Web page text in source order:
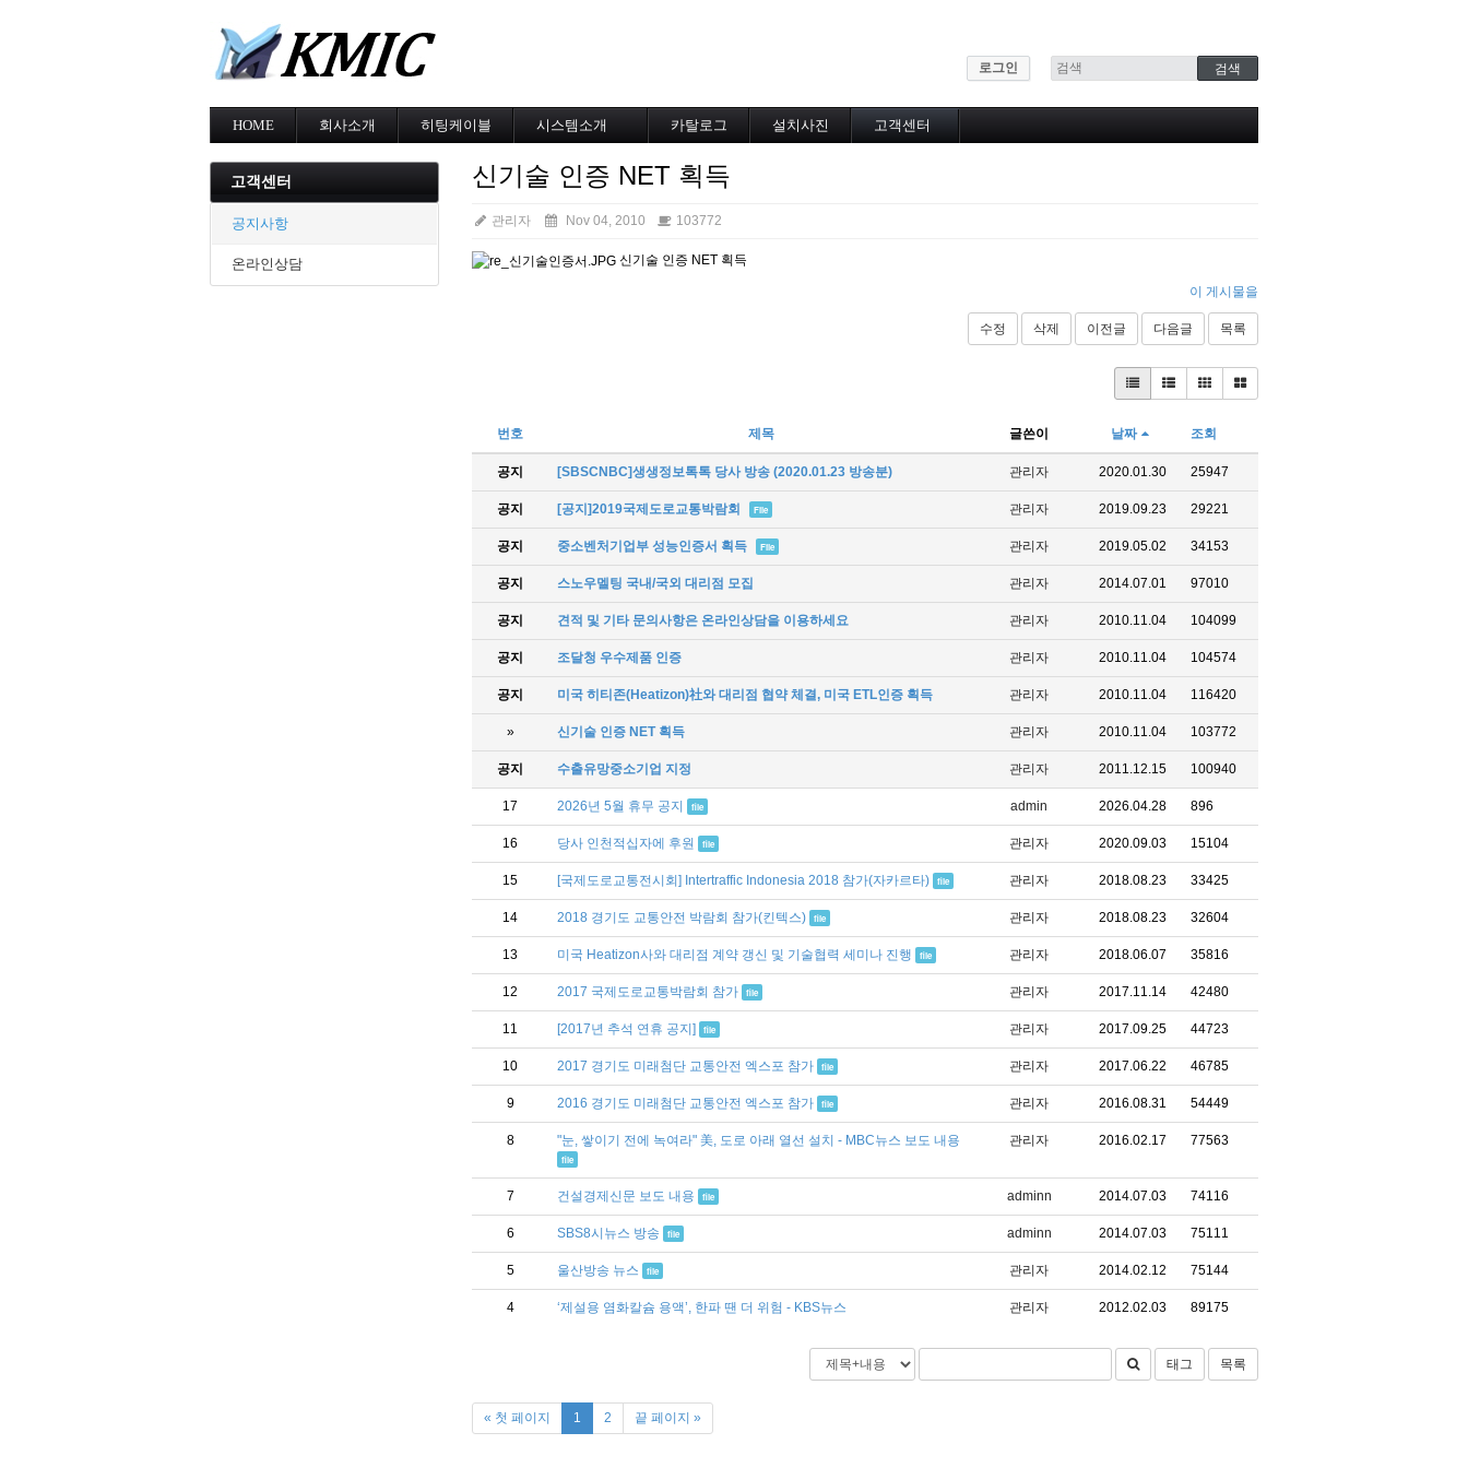
로그인
HOME 회사소개 히팅케이블
스노우멜팅
지붕융설
시스템소개
지붕융설시스템
동파방지
산업용히터
카탈로그 설치사진 고객센터
고객센터
공지사항
온라인상담
신기술 인증 NET 획득
관리자 Nov 04, 2010 103772
신기술 인증 NET 획득
이 게시물을
수정 삭제 이전글 다음글 목록
번호 제목 글쓴이 날짜 조회
공지 [SBSCNBC]생생정보톡톡 당사 방송 (2020.01.23 방송분) 관리자 2020.01.30 25947
공지 [공지]2019국제도로교통박람회 File 관리자 2019.09.23 29221
공지 중소벤처기업부 성능인증서 획득 File 관리자 2019.05.02 34153
공지 스노우멜팅 국내/국외 대리점 모집 관리자 2014.07.01 97010
공지 견적 및 기타 문의사항은 온라인상담을 이용하세요 관리자 2010.11.04 104099
공지 조달청 우수제품 인증 관리자 2010.11.04 104574
공지 미국 히티존(Heatizon)社와 대리점 협약 체결, 미국 ETL인증 획득 관리자 2010.11.04 116420
» 신기술 인증 NET 획득 관리자 2010.11.04 103772
공지 수출유망중소기업 지정 관리자 2011.12.15 100940
17 2026년 5월 휴무 공지 file admin 2026.04.28 896
16 당사 인천적십자에 후원 file 관리자 2020.09.03 15104
15 [국제도로교통전시회] Intertraffic Indonesia 2018 참가(자카르타) file 관리자 2018.08.23 33425
14 2018 경기도 교통안전 박람회 참가(킨텍스) file 관리자 2018.08.23 32604
13 미국 Heatizon사와 대리점 계약 갱신 및 기술협력 세미나 진행 file 관리자 2018.06.07 35816
12 2017 국제도로교통박람회 참가 file 관리자 2017.11.14 42480
11 [2017년 추석 연휴 공지] file 관리자 2017.09.25 44723
10 2017 경기도 미래첨단 교통안전 엑스포 참가 file 관리자 2017.06.22 46785
9 2016 경기도 미래첨단 교통안전 엑스포 참가 file 관리자 2016.08.31 54449
8 "눈, 쌓이기 전에 녹여라" 美, 도로 아래 열선 설치 - MBC뉴스 보도 내용
file
관리자 2016.02.17 77563
7 건설경제신문 보도 내용 file adminn 2014.07.03 74116
6 SBS8시뉴스 방송 file adminn 2014.07.03 75111
5 울산방송 뉴스 file 관리자 2014.02.12 75144
4 ‘제설용 염화칼슘 용액’, 한파 땐 더 위험 - KBS뉴스 관리자 2012.02.03 89175
태그 목록
« 첫 페이지 1 2 끝 페이지 »